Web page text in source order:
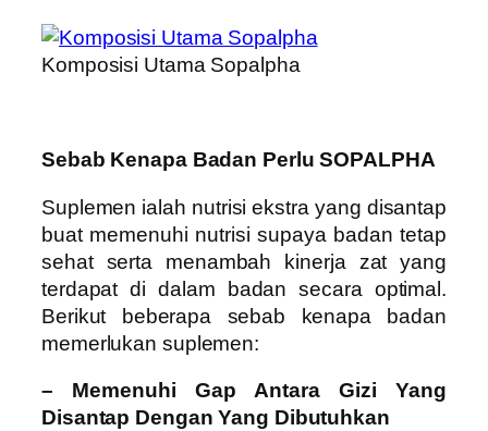
Komposisi Utama Sopalpha
Sebab Kenapa Badan Perlu SOPALPHA
Suplemen ialah nutrisi ekstra yang disantap
buat memenuhi nutrisi supaya badan tetap
sehat serta menambah kinerja zat yang
terdapat di dalam badan secara optimal.
Berikut beberapa sebab kenapa badan
memerlukan suplemen:
– Memenuhi Gap Antara Gizi Yang
Disantap Dengan Yang Dibutuhkan